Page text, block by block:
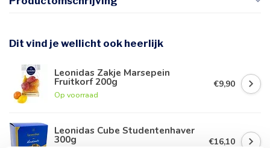
Dit vind je wellicht ook heerlijk
Leonidas Zakje Marsepein
Fruitkorf 200g
Op voorraad
€9,90
Leonidas Cube Studentenhaver
300g €16,10